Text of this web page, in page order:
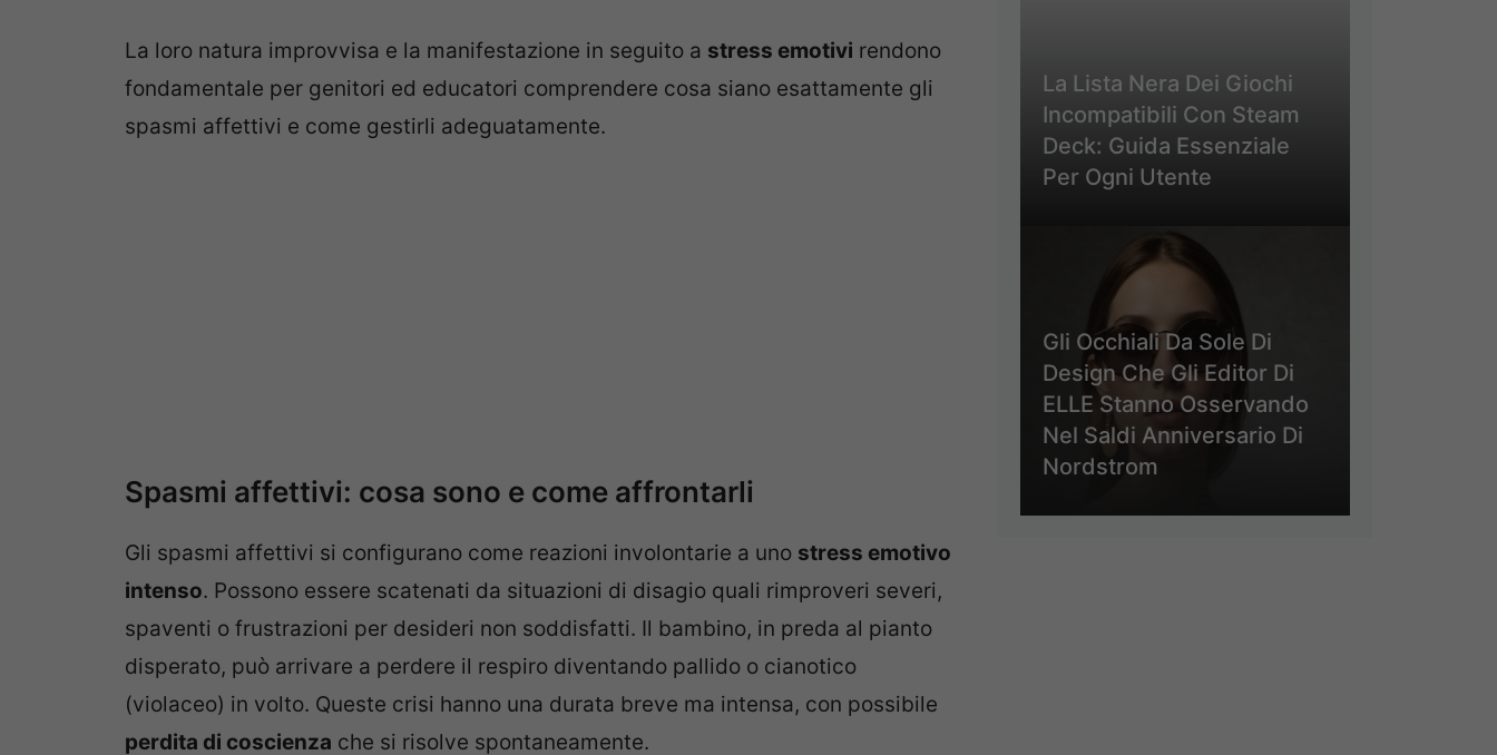
La loro natura improvvisa e la manifestazione in seguito a stress emotivi rendono
fondamentale per genitori ed educatori comprendere cosa siano esattamente gli
spasmi affettivi e come gestirli adeguatamente.
Spasmi affettivi: cosa sono e come affrontarli
Gli spasmi affettivi si configurano come reazioni involontarie a uno stress emotivo
intenso. Possono essere scatenati da situazioni di disagio quali rimproveri severi,
spaventi o frustrazioni per desideri non soddisfatti. Il bambino, in preda al pianto
disperato, può arrivare a perdere il respiro diventando pallido o cianotico
(violaceo) in volto. Queste crisi hanno una durata breve ma intensa, con possibile
perdita di coscienza che si risolve spontaneamente.
La Lista Nera Dei Giochi
Incompatibili Con Steam
Deck: Guida Essenziale
Per Ogni Utente
Gli Occhiali Da Sole Di
Design Che Gli Editor Di
ELLE Stanno Osservando
Nel Saldi Anniversario Di
Nordstrom